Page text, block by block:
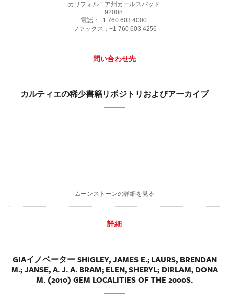
カリフォルニア州カールスバッド
92008
電話：+1 760 603 4000
ファックス：+1 760 603 4256
問い合わせ先
カルティエの稀少書籍リポジトリおよびアーカイブ
ムーンストーンの詳細を見る
詳細
GIAイノベーター SHIGLEY, JAMES E.; LAURS, BRENDAN
M.; JANSE, A. J. A. BRAM; ELEN, SHERYL; DIRLAM, DONA
M. (2010) GEM LOCALITIES OF THE 2000S.